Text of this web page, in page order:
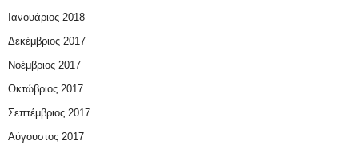
Ιανουάριος 2018
Δεκέμβριος 2017
Νοέμβριος 2017
Οκτώβριος 2017
Σεπτέμβριος 2017
Αύγουστος 2017